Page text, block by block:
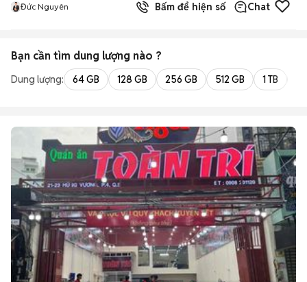
Đức Nguyên Bấm để hiện số Chat
Bạn cần tìm dung lượng nào ?
Dung lượng: 64 GB 128 GB 256 GB 512 GB 1 TB